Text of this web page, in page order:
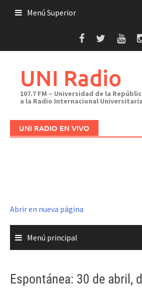
Menú Superior
UNI Radio
107.7 FM – Universidad de la
a la Radio Internacional
UNI RADIO EN VIVO
Abrir en nueva página
Menú principal
Espontánea: 30 de abril,